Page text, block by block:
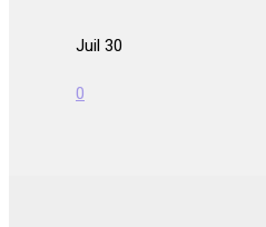
Juil 30
0